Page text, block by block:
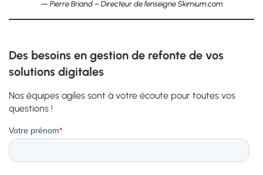
— Pierre Briand – Directeur de l’enseigne Skimium.com
Des besoins en gestion de refonte de vos
solutions digitales
Nos équipes agiles sont à votre écoute pour toutes vos
questions !